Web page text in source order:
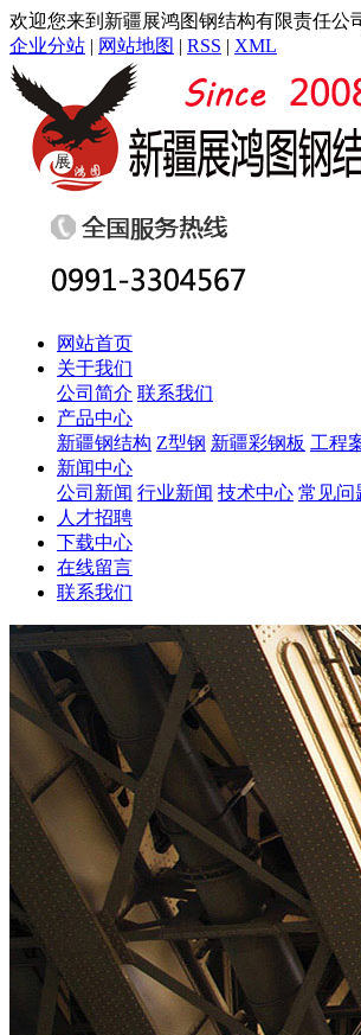
欢迎您来到新疆展鸿图钢结构有限责任公
企业分站 | 网站地图 | RSS | XML
网站首页
关于我们
公司简介 联系我们
产品中心
新疆钢结构 Z型钢 新疆彩钢板 工程
新闻中心
公司新闻 行业新闻 技术中心 常见问
人才招聘
下载中心
在线留言
联系我们